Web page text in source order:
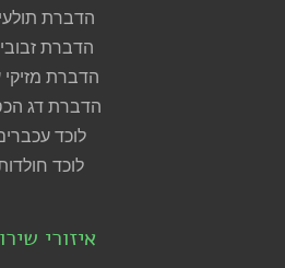
הדברת
הדברת
הדברת מזיקי
הדברת דג
לוכד
לוכד
איזורי